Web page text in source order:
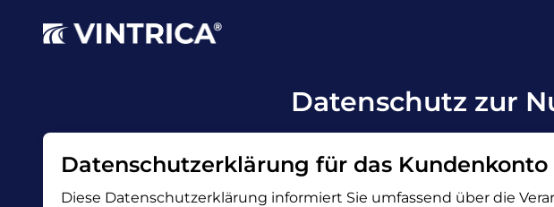
Datenschutz zur
Datenschutzerklärung für das
Diese Datenschutzerklärung informiert Sie umfassend über die